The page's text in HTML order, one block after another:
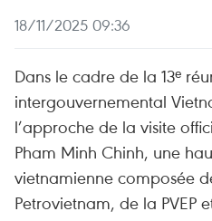
18/11/2025 09:36
Dans le cadre de la 13ᵉ
intergouvernemental
l’approche de la visite
Pham Minh Chinh, une
vietnamienne composée
Petrovietnam, de la PVEP